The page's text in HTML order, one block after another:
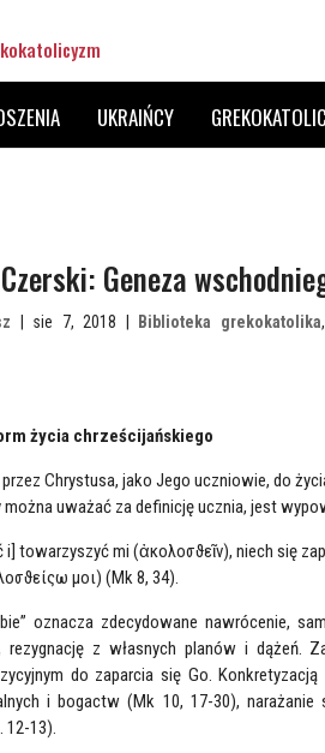
UKRAIŃCY
Geneza
| sie 7, 2018 | Biblioteka grekokatolika,
życia chrześcijańskiego
Chrystusa, jako Jego uczniowie, do
uważać za definicję ucznia, jest
towarzyszyć mi (ἀκολοσϑεῖν), niech się
μοι) (Mk 8, 34).
oznacza zdecydowane nawrócenie,
rezygnację z własnych planów i dążeń.
do zaparcia się Go.
i bogactw (Mk 10, 17-30),
12-13).